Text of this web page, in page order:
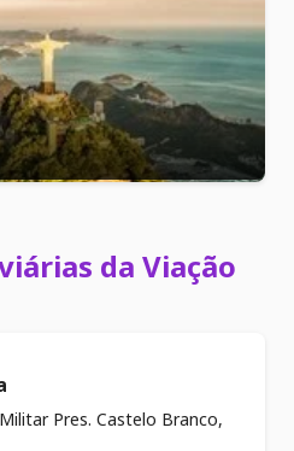
da Viação
Pres. Castelo Branco,